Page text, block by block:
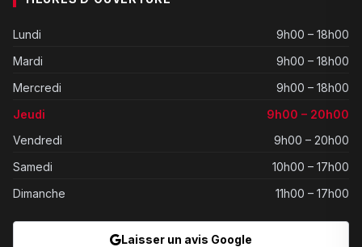
Lundi
9h00 – 18h00
Mardi
9h00 – 18h00
Mercredi
9h00 – 18h00
Jeudi
9h00 – 20h00
Vendredi
9h00 – 20h00
Samedi
10h00 – 17h00
Dimanche
11h00 – 17h00
Laisser un avis Google